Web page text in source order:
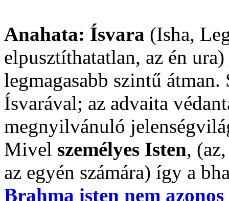
Anahata: Ísvara (Isha,
elpusztíthatatlan, az én
legmagasabb szintű
Ísvarával; az advaita
megnyilvánuló
Mivel személyes Isten,
az egyén számára) így a
Brahma isten nem